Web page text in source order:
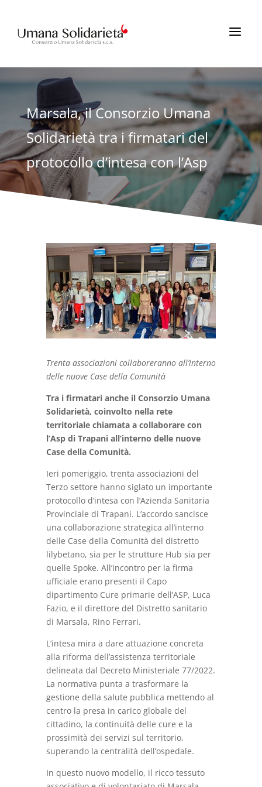
a
Marsala, il Consorzio Umana
Solidarietà tra i firmatari del
protocollo d’intesa con l’Asp
Trenta associazioni collaboreranno all’interno
delle nuove Case della Comunità
Tra i firmatari anche il Consorzio Umana
Solidarietà, coinvolto nella rete
territoriale chiamata a collaborare con
l’Asp di Trapani all’interno delle nuove
Case della Comunità.
Ieri pomeriggio, trenta associazioni del
Terzo settore hanno siglato un importante
protocollo d’intesa con l’Azienda Sanitaria
Provinciale di Trapani. L’accordo sancisce
una collaborazione strategica all’interno
delle Case della Comunità del distretto
lilybetano, sia per le strutture Hub sia per
quelle Spoke. All’incontro per la firma
ufficiale erano presenti il Capo
dipartimento Cure primarie dell’ASP, Luca
Fazio, e il direttore del Distretto sanitario
di Marsala, Rino Ferrari.
L’intesa mira a dare attuazione concreta
alla riforma dell’assistenza territoriale
delineata dal Decreto Ministeriale 77/2022.
La normativa punta a trasformare la
gestione della salute pubblica mettendo al
centro la presa in carico globale del
cittadino, la continuità delle cure e la
prossimità dei servizi sul territorio,
superando la centralità dell’ospedale.
In questo nuovo modello, il ricco tessuto